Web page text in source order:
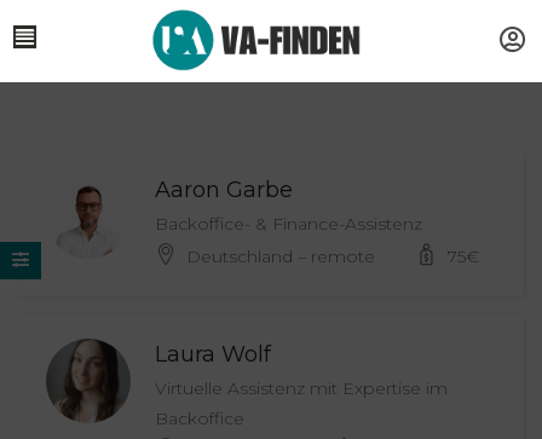
Aaron Garbe
Backoffice- & Finance-Assistenz
Deutschland – remote
75€
Laura Wolf
Virtuelle Assistenz mit Expertise im
Backoffice